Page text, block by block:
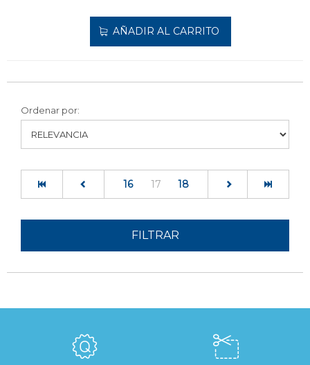
AÑADIR AL CARRITO
Ordenar por:
16 17(current)
18
FILTRAR